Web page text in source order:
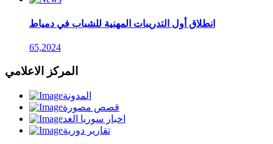
انطلاق أول التدريبات المهنية للشباب في دمياط
65,2024
المركز الاعلامي
المدونة
قصص مصورة
اخبار سوريا الغد
تقارير دورية